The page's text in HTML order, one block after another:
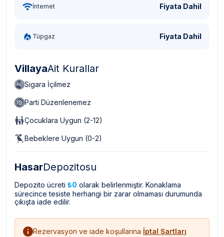
İnternet Fiyata Dahil
Tüpgaz Fiyata Dahil
VillayaAit Kurallar
Sigara İçilmez
Parti Düzenlenemez
Çocuklara Uygun (2-12)
Bebeklere Uygun (0-2)
HasarDepozitosu
Depozito ücreti ₺0 olarak belirlenmiştir. Konaklama
sürecince tesiste herhangi bir zarar olmaması durumunda
çıkışta iade edilir.
Rezervasyon ve iade koşullarına İptal Şartları